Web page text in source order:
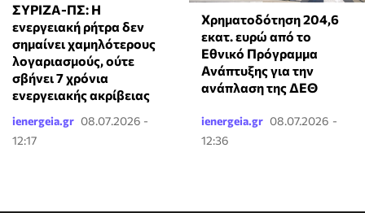
ΣΥΡΙΖΑ-ΠΣ: Η
ενεργειακή ρήτρα δεν
σημαίνει χαμηλότερους
λογαριασμούς, ούτε
σβήνει 7 χρόνια
ενεργειακής ακρίβειας
ienergeia.gr 08.07.2026 -
12:17
Χρηματοδότηση 204,6
εκατ. ευρώ από το
Εθνικό Πρόγραμμα
Ανάπτυξης για την
ανάπλαση της ΔΕΘ
ienergeia.gr 08.07.2026 -
12:36